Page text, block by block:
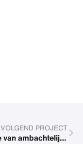
VOLGEND PROJECT
Donatie van ambachtelijke materialen